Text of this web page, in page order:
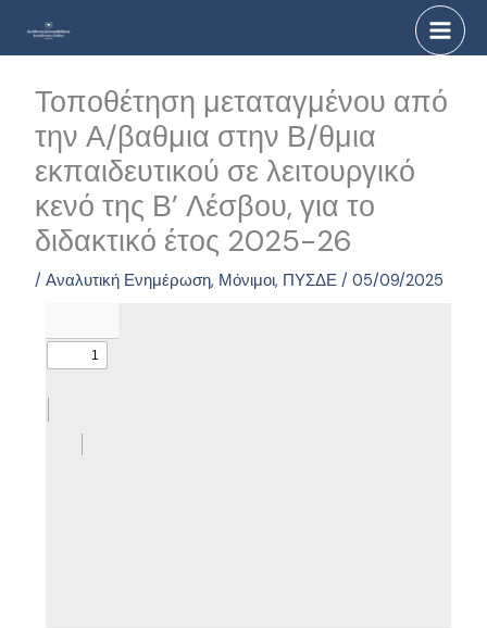
Τοποθέτηση μεταταγμένου από
την Α/βαθμια στην Β/θμια
εκπαιδευτικού σε λειτουργικό
κενό της Β’ Λέσβου, για το
διδακτικό έτος 2025-26
/Αναλυτική Ενημέρωση, Μόνιμοι, ΠΥΣΔΕ /05/09/2025